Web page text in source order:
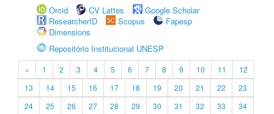
Orcid
CV Lattes
Google Scholar
ResearcherID
Scopus
Fapesp
Dimensions
Repositório Institucional UNESP
« 1 2 3 4 5 6 7 8 9 10 11
12
13
14 15 16 17 18 19 20 21 22
23
24
25 26 27 28 29 30 31 32 33
34